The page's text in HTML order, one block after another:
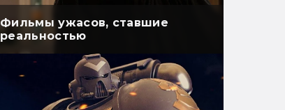
Фильмы ужасов, ставшие
реальностью